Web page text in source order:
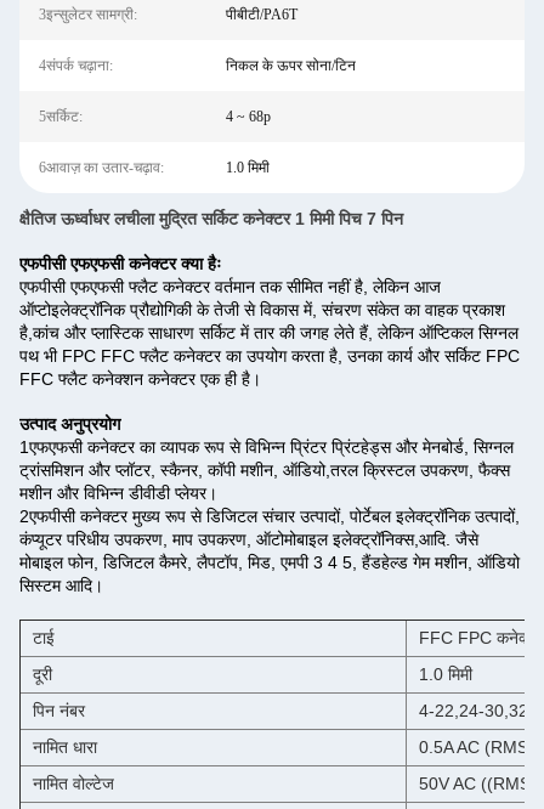
3इन्सुलेटर सामग्री: पीबीटी/PA6T
4संपर्क चढ़ाना: निकल के ऊपर सोना/टिन
5सर्किट: 4 ~ 68p
6आवाज़ का उतार-चढ़ाव: 1.0 मिमी
क्षैतिज ऊर्ध्वाधर लचीला मुद्रित सर्किट कनेक्टर 1 मिमी पिच 7 पिन
एफपीसी एफएफसी कनेक्टर क्या हैः
एफपीसी एफएफसी फ्लैट कनेक्टर वर्तमान तक सीमित नहीं है, लेकिन आज
ऑप्टोइलेक्ट्रॉनिक प्रौद्योगिकी के तेजी से विकास में, संचरण संकेत का वाहक प्रकाश
है,कांच और प्लास्टिक साधारण सर्किट में तार की जगह लेते हैं, लेकिन ऑप्टिकल सिग्नल
पथ भी FPC FFC फ्लैट कनेक्टर का उपयोग करता है, उनका कार्य और सर्किट FPC
FFC फ्लैट कनेक्शन कनेक्टर एक ही है।
उत्पाद अनुप्रयोग
1एफएफसी कनेक्टर का व्यापक रूप से विभिन्न प्रिंटर प्रिंटहेड्स और मेनबोर्ड, सिग्नल
ट्रांसमिशन और प्लॉटर, स्कैनर, कॉपी मशीन, ऑडियो,तरल क्रिस्टल उपकरण, फैक्स
मशीन और विभिन्न डीवीडी प्लेयर।
2एफपीसी कनेक्टर मुख्य रूप से डिजिटल संचार उत्पादों, पोर्टेबल इलेक्ट्रॉनिक उत्पादों,
कंप्यूटर परिधीय उपकरण, माप उपकरण, ऑटोमोबाइल इलेक्ट्रॉनिक्स,आदि. जैसे
मोबाइल फोन, डिजिटल कैमरे, लैपटॉप, मिड, एमपी 3 4 5, हैंडहेल्ड गेम मशीन, ऑडियो
सिस्टम आदि।
टाई
FFC FPC कनेक्टर
दूरी
1.0 मिमी
पिन नंबर
4-22,24-30,32-
नामित धारा
0.5A AC (RMS)
नामित वोल्टेज
50V AC ((RMS)